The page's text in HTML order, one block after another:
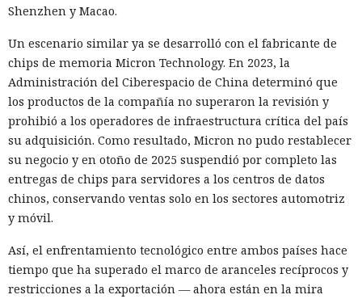
Shenzhen y Macao.
Un escenario similar ya se desarrolló con el fabricante de
chips de memoria Micron Technology. En 2023, la
Administración del Ciberespacio de China determinó que
los productos de la compañía no superaron la revisión y
prohibió a los operadores de infraestructura crítica del país
su adquisición. Como resultado, Micron no pudo restablecer
su negocio y en otoño de 2025 suspendió por completo las
entregas de chips para servidores a los centros de datos
chinos, conservando ventas solo en los sectores automotriz
y móvil.
Así, el enfrentamiento tecnológico entre ambos países hace
tiempo que ha superado el marco de aranceles recíprocos y
restricciones a la exportación — ahora están en la mira
10:34 / 07.08.2026
Hombre podría afrontar hasta 32 años de prisión por filtrar
secretos de 165 empresas.